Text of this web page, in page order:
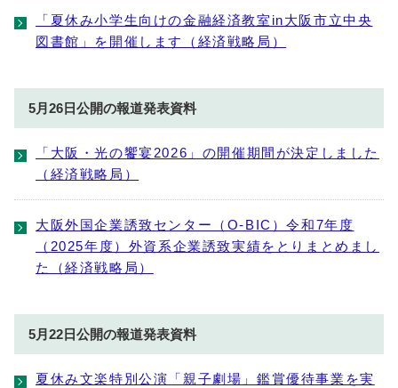
「夏休み小学生向けの金融経済教室in大阪市立中央
図書館」を開催します（経済戦略局）
5月26日公開の報道発表資料
「大阪・光の饗宴2026」の開催期間が決定しました
（経済戦略局）
大阪外国企業誘致センター（O-BIC）令和7年度
（2025年度）外資系企業誘致実績をとりまとめまし
た（経済戦略局）
5月22日公開の報道発表資料
夏休み文楽特別公演「親子劇場」鑑賞優待事業を実